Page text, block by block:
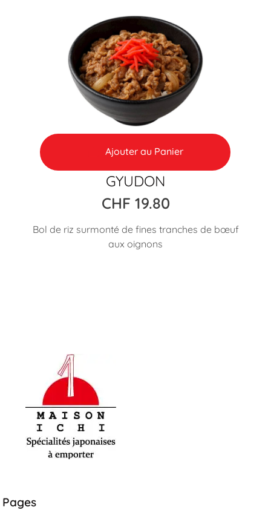
GYUDON
CHF 19.80
Bol de riz surmonté de fines tranches de bœuf
aux oignons
Ajouter au Panier
Pages